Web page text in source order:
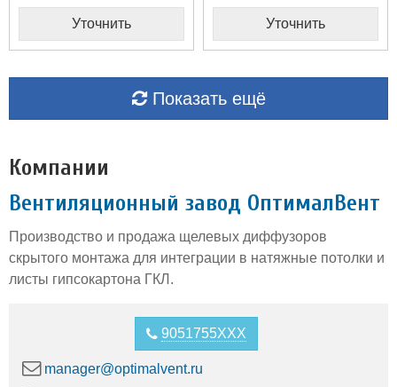
Уточнить Уточнить
Показать ещё
Компании
Вентиляционный завод ОптималВент
Производство и продажа щелевых диффузоров
скрытого монтажа для интеграции в натяжные потолки и
листы гипсокартона ГКЛ.
9051755XXX
manager@optimalvent.ru